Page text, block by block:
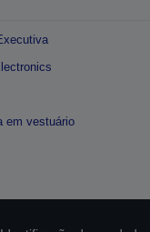
em vestuário